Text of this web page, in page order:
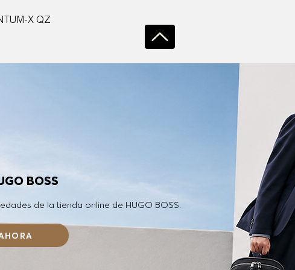
X QZ
BOSS
de la tienda online de HUGO BOSS.